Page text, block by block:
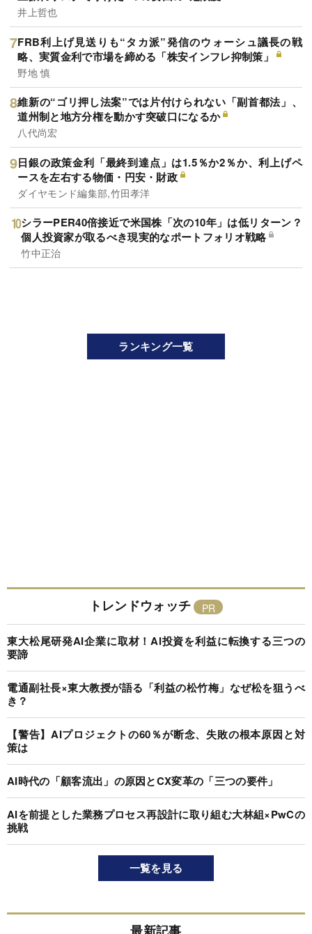
井上哲也
FRB利上げ見送りも“タカ派”発信のウォーシュ議長の戦
略、実質金利で市場を締める「株安インフレ抑制策」
野地 慎
維新の“ゴリ押し法案”では片付けられない「副首都法」、
道州制と地方分権を動かす突破口になるか
八代尚宏
日銀の政策金利「最終到達点」は1.5％か2％か、利上げペ
ースを左右する物価・円安・財政
ダイヤモンド編集部,竹田孝洋
シラーPER40倍接近で米国株「次の10年」は低リターン？
個人投資家が取るべき現実的なポートフォリオ戦略
竹中正治
ランキング一覧
トレンドウォッチ
東大松尾研発AI企業に取材！AI投資を利益に転換する三つの
要諦
電通副社長×東大教授が語る「利益の松竹梅」なぜ松を狙うべ
き？
【警告】AIプロジェクトの60％が断念、失敗の根本原因と対
策は
AI時代の「顧客流出」の原因とCX変革の「三つの要件」
AIを前提とした業務プロセス再設計に取り組む大林組×PwCの
挑戦
一覧を見る